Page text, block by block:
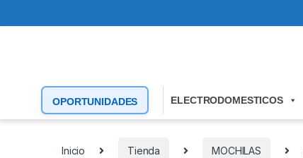
OPORTUNIDADES ELECTRODOMESTICOS
Inicio Tienda MOCHILAS